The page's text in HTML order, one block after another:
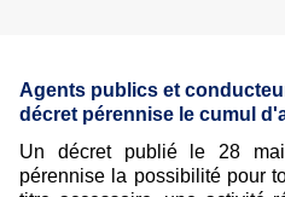
Agents publics et
décret pérennise le cumul
Un décretpublié le 28 mai
pérennise la possibilité pour